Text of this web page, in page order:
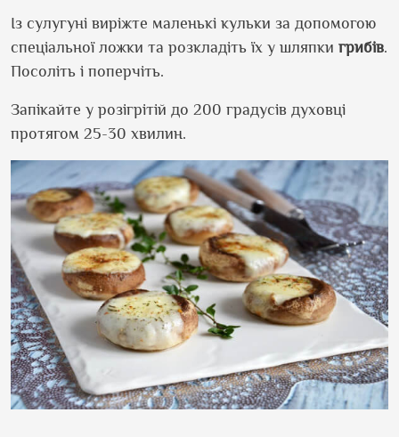
Із сулугуні виріжте маленькі кульки за допомогою
спеціальної ложки та розкладіть їх у шляпки грибів.
Посоліть і поперчіть.
Запікайте у розігрітій до 200 градусів духовці
протягом 25-30 хвилин.